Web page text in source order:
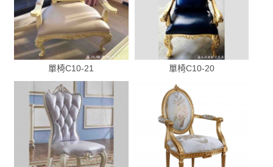
單椅C10-21 單椅C10-20